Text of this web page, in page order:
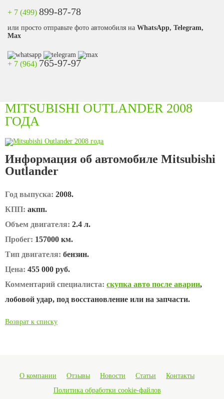
+ 7 (499) 899-87-78
или просто отправьте фото автомобиля на WhatsApp, Telegram,
Max
+ 7 (964) 765-97-97
MITSUBISHI OUTLANDER 2008
ГОДА
Информация об автомобиле Mitsubishi
Outlander
Год выпуска: 2008.
КПП: акпп.
Объем двигателя: 2.4 л.
Пробег: 157000 км.
Тип двигателя: бензин.
Цена: 455 000 руб.
Комментарий специалиста: скупка авто после аварии,
лобовой удар, под восстановление или на запчасти.
Возврат к списку
О компании Отзывы Новости Статьи
Контакты
Политика обработки cookie-файлов